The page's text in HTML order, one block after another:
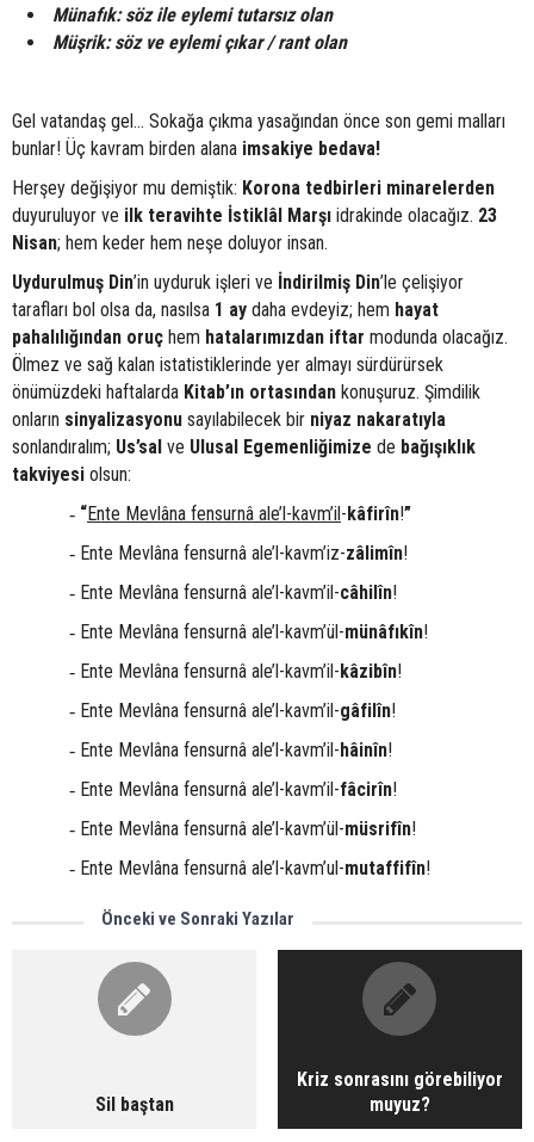
Münafık: söz ile eylemi tutarsız olan
Müşrik: söz ve eylemi çıkar / rant olan
Gel vatandaş gel... Sokağa çıkma yasağından önce son gemi malları
bunlar! Üç kavram birden alana imsakiye bedava!
Herşey değişiyor mu demiştik: Korona tedbirleri minarelerden
duyuruluyor ve ilk teravihte İstiklâl Marşı idrakinde olacağız. 23
Nisan; hem keder hem neşe doluyor insan.
Uydurulmuş Din’in uyduruk işleri ve İndirilmiş Din’le çelişiyor
tarafları bol olsa da, nasılsa 1 ay daha evdeyiz; hem hayat
pahalılığından oruç hem hatalarımızdan iftar modunda olacağız.
Ölmez ve sağ kalan istatistiklerinde yer almayı sürdürürsek
önümüzdeki haftalarda Kitab’ın ortasından konuşuruz. Şimdilik
onların sinyalizasyonu sayılabilecek bir niyaz nakaratıyla
sonlandıralım; Us’sal ve Ulusal Egemenliğimize de bağışıklık
takviyesi olsun:
- “Ente Mevlâna fensurnâ ale’l-kavm’il-kâfirîn!”
- Ente Mevlâna fensurnâ ale’l-kavm’iz-zâlimîn!
- Ente Mevlâna fensurnâ ale’l-kavm’il-câhilîn!
- Ente Mevlâna fensurnâ ale’l-kavm’ül-münâfıkîn!
- Ente Mevlâna fensurnâ ale’l-kavm’il-kâzibîn!
- Ente Mevlâna fensurnâ ale’l-kavm’il-gâfilîn!
- Ente Mevlâna fensurnâ ale’l-kavm’il-hâinîn!
- Ente Mevlâna fensurnâ ale’l-kavm’il-fâcirîn!
- Ente Mevlâna fensurnâ ale’l-kavm’ül-müsrifîn!
- Ente Mevlâna fensurnâ ale’l-kavm’ul-mutaffifîn!
Önceki ve Sonraki Yazılar
Sil baştan
Kriz sonrasını görebiliyor
muyuz?